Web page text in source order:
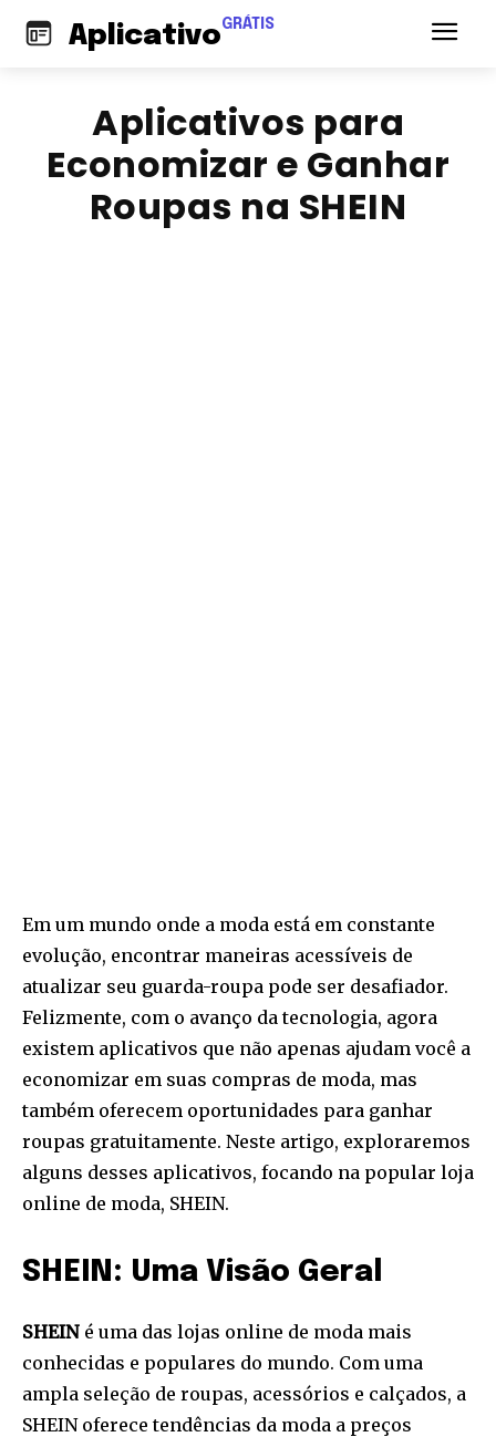
AplicativoGRÁTIS
Aplicativos para
Economizar e Ganhar
Roupas na SHEIN
Em um mundo onde a moda está em constante
evolução, encontrar maneiras acessíveis de
atualizar seu guarda-roupa pode ser desafiador.
Felizmente, com o avanço da tecnologia, agora
existem aplicativos que não apenas ajudam você a
economizar em suas compras de moda, mas
também oferecem oportunidades para ganhar
roupas gratuitamente. Neste artigo, exploraremos
alguns desses aplicativos, focando na popular loja
online de moda, SHEIN.
SHEIN: Uma Visão Geral
SHEIN é uma das lojas online de moda mais
conhecidas e populares do mundo. Com uma
ampla seleção de roupas, acessórios e calçados, a
SHEIN oferece tendências da moda a preços